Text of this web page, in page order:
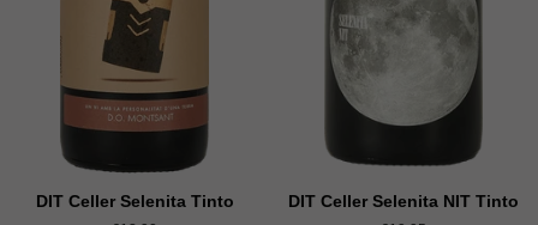
DIT Celler Selenita Tinto DIT Celler Selenita NIT Tinto